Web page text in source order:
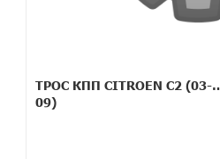
ТРОС КПП CITROEN C2 (03-
09)